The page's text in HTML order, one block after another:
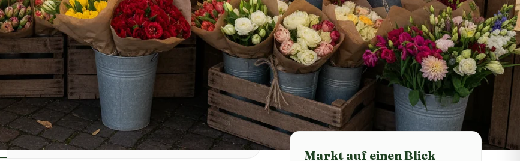
Standort
Steinberg
Status heute
Jetzt geöffnet
Händler
Markt auf einen Blick